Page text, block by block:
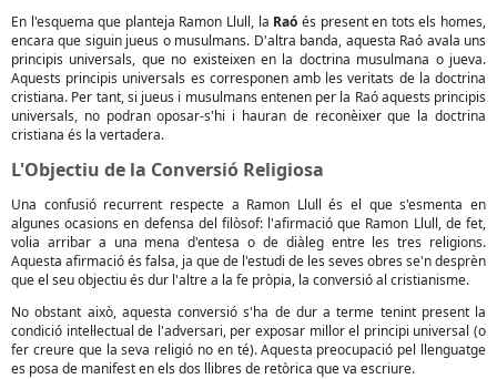
En l'esquema que planteja Ramon Llull, la Raó és present en tots els homes,
encara que siguin jueus o musulmans. D'altra banda, aquesta Raó avala uns
principis universals, que no existeixen en la doctrina musulmana o jueva.
Aquests principis universals es corresponen amb les veritats de la doctrina
cristiana. Per tant, si jueus i musulmans entenen per la Raó aquests principis
universals, no podran oposar-s'hi i hauran de reconèixer que la doctrina
cristiana és la vertadera.
L'Objectiu de la Conversió Religiosa
Una confusió recurrent respecte a Ramon Llull és el que s'esmenta en
algunes ocasions en defensa del filòsof: l'afirmació que Ramon Llull, de fet,
volia arribar a una mena d'entesa o de diàleg entre les tres religions.
Aquesta afirmació és falsa, ja que de l'estudi de les seves obres se'n desprèn
que el seu objectiu és dur l'altre a la fe pròpia, la conversió al cristianisme.
No obstant això, aquesta conversió s'ha de dur a terme tenint present la
condició intel·lectual de l'adversari, per exposar millor el principi universal (o
fer creure que la seva religió no en té). Aquesta preocupació pel llenguatge
es posa de manifest en els dos llibres de retòrica que va escriure.